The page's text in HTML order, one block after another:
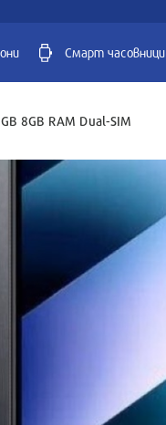
Смарт часовници
8GB RAM Dual-SIM